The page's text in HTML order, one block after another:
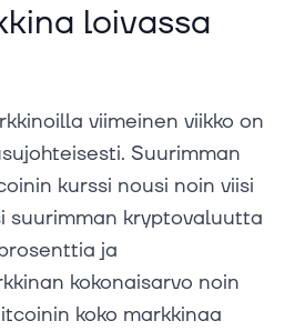
loivassa
viimeinen viikko on
Suurimman
kurssi nousi noin viisi
suurimman kryptovaluutta
ja
kokonaisarvo noin
koko markkinaa